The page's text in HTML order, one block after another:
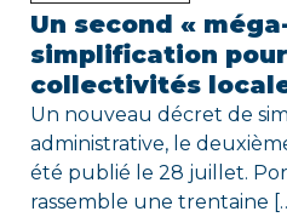
Un second «
simplification
collectivités
Un nouveau décret de
administrative, le
été publié le 28 juillet.
rassemble une trentaine